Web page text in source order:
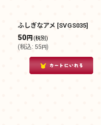
ふしぎなアメ [SVGS035]
50円 (税別)
(税込: 55円)